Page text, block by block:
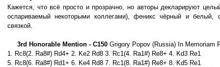
Кажется, что всё просто и прозрачно, но авторы декларируют
оспариваемый некоторыми коллегами), феникс чёрный и
связкой.
3rd Honorable Mention - C150 Grigory Popov (Russia) In Memoriam
1. Rc8(2. Ra8#) Rd4+ 2. Ke2 Rd8 3. Rc1(4. Ra1#) Re8+ 4. Kd3 Re1
5. Rc8(6. Ra8#) Rd1+ 6. Ke4 Rd8 7. Rc1(8. Ra1#) Re8+ 8. Kd5 Re1